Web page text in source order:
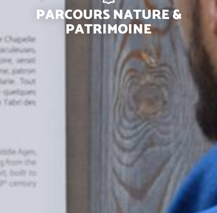
PARCOURS NATURE &
PATRIMOINE